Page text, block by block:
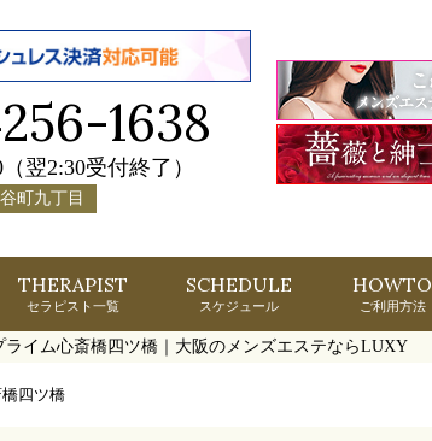
1638
翌2:30受付終了）
谷町九丁目
THERAPIST
セラピスト一覧
SCHEDULE
スケジュール
HOWTO
ご利用方法
ライム心斎橋四ツ橋｜大阪のメンズエステならLUXY
四ツ橋